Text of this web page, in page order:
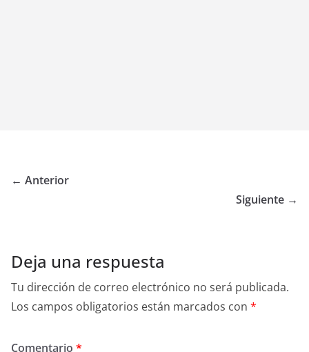
← Anterior
Siguiente →
Deja una respuesta
Tu dirección de correo electrónico no será publicada.
Los campos obligatorios están marcados con *
Comentario *